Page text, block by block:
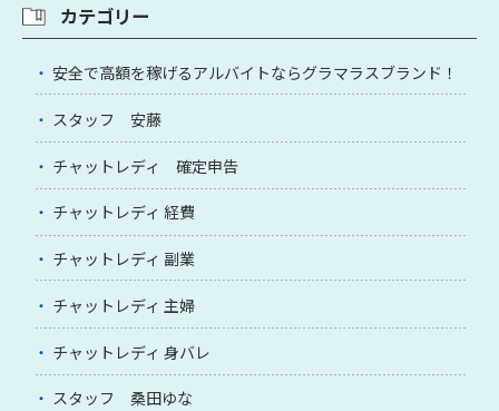
カテゴリー
安全で高額を稼げるアルバイトならグラマラスブランド！
スタッフ 安藤
チャットレディ 確定申告
チャットレディ 経費
チャットレディ 副業
チャットレディ 主婦
チャットレディ 身バレ
スタッフ 桑田ゆな